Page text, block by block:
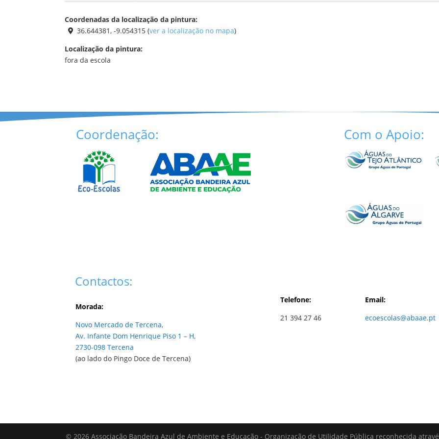
Coordenadas da localização da pintura:
36.644381, -9.054315 (ver a localização no mapa)
Localização da pintura:
fora da escola
Coordenação: Com o Apoio:
Contactos:
Morada:
Novo Mercado de Tercena,
Av. Infante Dom Henrique Piso 1 – H,
2730-098 Tercena
(ao lado do Pingo Doce de Tercena)
Telefone:
21 394 27 46
Email:
ecoescolas@abaae.pt
© 2026 Associação Bandeira Azul de Ambiente e Educação - Organização de Utilidade Pública reconhecida